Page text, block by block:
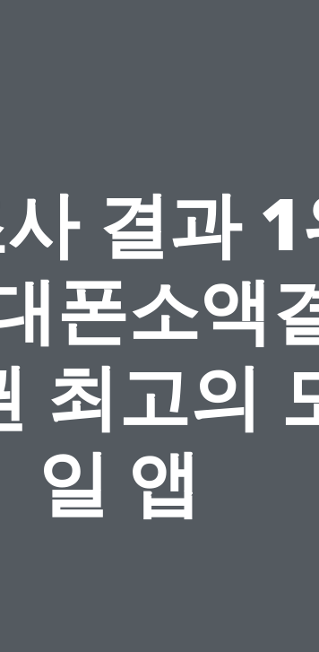
결과
폰소액
최고의
일 앱